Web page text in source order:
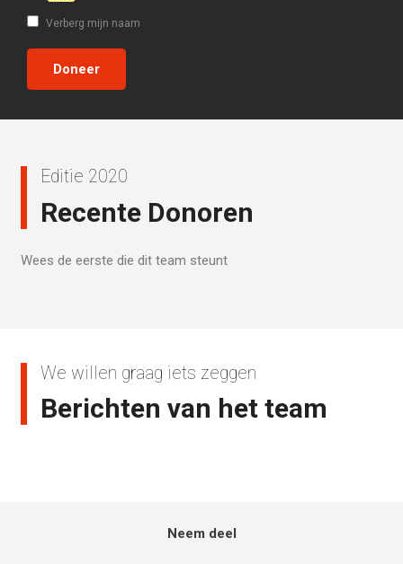
Verberg mijn naam
Editie 2020
Recente Donoren
Wees de eerste die dit team steunt
We willen graag iets zeggen
Berichten van het team
Neem deel